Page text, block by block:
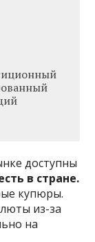
доступны
в стране.
купюры.
из-за
на